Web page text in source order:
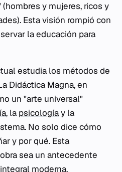
y mujeres, ricos y
Esta visión rompió con
la educación para
estudia los métodos de
Didáctica Magna, en
un "arte universal"
, la psicologíay la
No solo dice cómo
y por qué. Esta
sea un antecedente
moderna.